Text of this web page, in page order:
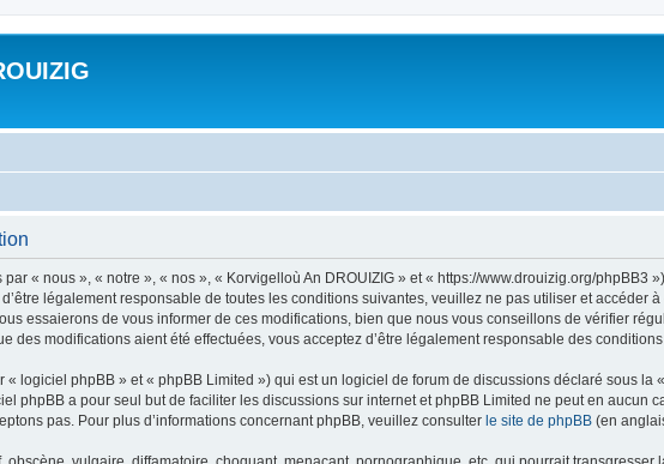
« nous », « notre », « nos », « Korvigelloù An DROUIZIG » et « https://www.drouizig.org/phpBB3
légalement responsable de toutes les conditions suivantes, veuillez ne pas utiliser et accéder
essaierons de vous informer de ces modifications, bien que nous vous conseillons de vérifier
des modifications aient été effectuées, vous acceptez d’être légalement responsable des
logiciel phpBB » et « phpBB Limited ») qui est un logiciel de forum de discussions déclaré sous la «
phpBB a pour seul but de faciliter les discussions sur internet et phpBB Limited ne peut en aucun
pas. Pour plus d’informations concernant phpBB, veuillez consulter le site de phpBB (en